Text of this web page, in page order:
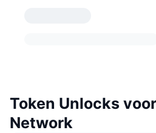
Token Unlocks
Network